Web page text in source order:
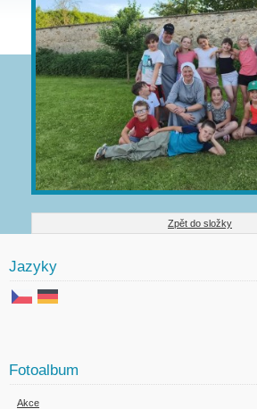
Zpět do složky
Jazyky
Fotoalbum
Akce